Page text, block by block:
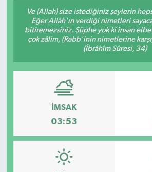
Ve (Allah) size istediğiniz şeylerin
Eğer Allâh'ın verdiği nimetleri
bitiremezsiniz. Şüphe yok ki insan
çok zâlim, (Rabb'inin nimetlerine
(İbrâhîm Sûresi, 34)
İMSAK
03:53